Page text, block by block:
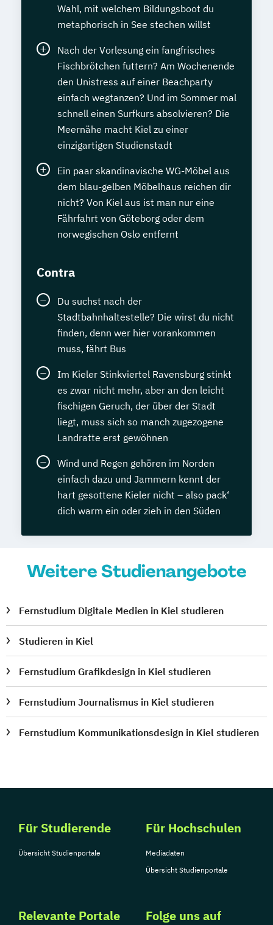
Wahl, mit welchem Bildungsboot du
metaphorisch in See stechen willst
Nach der Vorlesung ein fangfrisches
Fischbrötchen futtern? Am Wochenende
den Unistress auf einer Beachparty
einfach wegtanzen? Und im Sommer mal
schnell einen Surfkurs absolvieren? Die
Meernähe macht Kiel zu einer
einzigartigen Studienstadt
Ein paar skandinavische WG-Möbel aus
dem blau-gelben Möbelhaus reichen dir
nicht? Von Kiel aus ist man nur eine
Fährfahrt von Göteborg oder dem
norwegischen Oslo entfernt
Contra
Du suchst nach der
Stadtbahnhaltestelle? Die wirst du nicht
finden, denn wer hier vorankommen
muss, fährt Bus
Im Kieler Stinkviertel Ravensburg stinkt
es zwar nicht mehr, aber an den leicht
fischigen Geruch, der über der Stadt
liegt, muss sich so manch zugezogene
Landratte erst gewöhnen
Wind und Regen gehören im Norden
einfach dazu und Jammern kennt der
hart gesottene Kieler nicht – also pack‘
dich warm ein oder zieh in den Süden
Weitere Studienangebote
Fernstudium Digitale Medien in Kiel studieren
Studieren in Kiel
Fernstudium Grafikdesign in Kiel studieren
Fernstudium Journalismus in Kiel studieren
Fernstudium Kommunikationsdesign in Kiel studieren
Für Studierende
Übersicht Studienportale
Für Hochschulen
Mediadaten
Übersicht Studienportale
Relevante Portale Folge uns auf